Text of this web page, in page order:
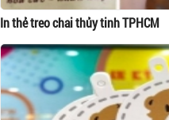
In thẻ treo chai thủy tinh TPHCM